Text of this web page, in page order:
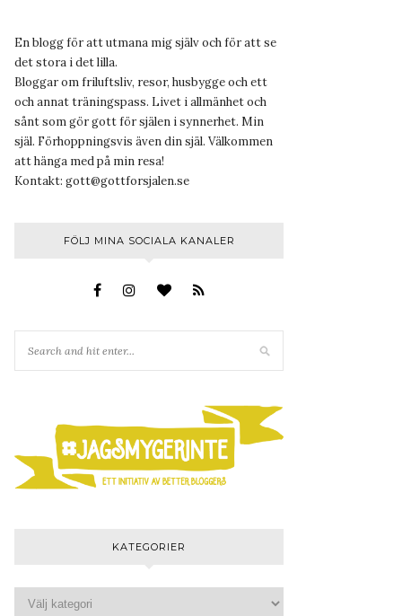
En blogg för att utmana mig själv och för att se
det stora i det lilla.
Bloggar om friluftsliv, resor, husbygge och ett
och annat träningspass. Livet i allmänhet och
sånt som gör gott för själen i synnerhet. Min
själ. Förhoppningsvis även din själ. Välkommen
att hänga med på min resa!
Kontakt: gott@gottforsjalen.se
FÖLJ MINA SOCIALA KANALER
KATEGORIER